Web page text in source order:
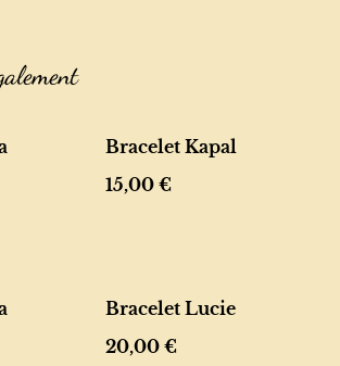
Bracelet Kapal
15,00 €
Bracelet Lucie
20,00 €